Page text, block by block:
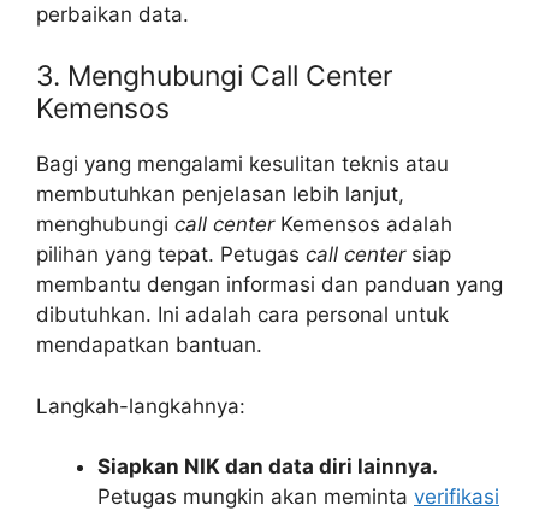
perbaikan data.
3. Menghubungi Call Center
Kemensos
Bagi yang mengalami kesulitan teknis atau
membutuhkan penjelasan lebih lanjut,
menghubungi call centerKemensos adalah
pilihan yang tepat. Petugas call centersiap
membantu dengan informasi dan panduan yang
dibutuhkan. Ini adalah cara personal untuk
mendapatkan bantuan.
Langkah-langkahnya:
Siapkan NIK dan data diri lainnya.
Petugas mungkin akan meminta verifikasi